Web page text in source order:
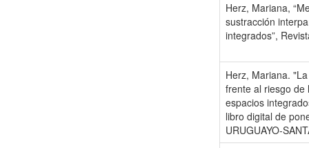
Herz, Mariana,
sustracción
integrados”,
Herz, Mariana.
frente al riesgo de
espacios
libro digital de
URUGUAYO-